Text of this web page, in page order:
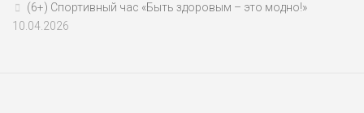
(6+) Спортивный час «Быть здоровым – это модно!»
10.04.2026